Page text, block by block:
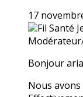
17
Fil Santé
Bonjour
Nous